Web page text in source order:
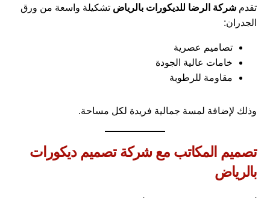
تقدمشركة الرضا للديكورات بالرياض تشكيلة واسعة من ورق
الجدران:
تصاميم عصرية
خامات عالية الجودة
مقاومة للرطوبة
وذلك لإضافة لمسة جمالية فريدة لكل مساحة.
تصميم المكاتب مع شركة تصميم ديكورات
بالرياض